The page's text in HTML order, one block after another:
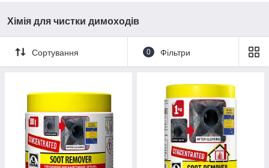
Хімія для чистки димоходів
Сортування 0 Фільтри